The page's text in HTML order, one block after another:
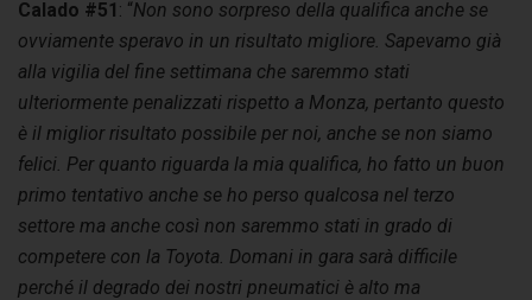
Calado #51 : “Non sono sorpreso della qualifica anche se
ovviamente speravo in un risultato migliore. Sapevamo già
alla vigilia del fine settimana che saremmo stati
ulteriormente penalizzati rispetto a Monza, pertanto questo
è il miglior risultato possibile per noi, anche se non siamo
felici. Per quanto riguarda la mia qualifica, ho fatto un buon
primo tentativo anche se ho perso qualcosa nel terzo
settore ma anche così non saremmo stati in grado di
competere con la Toyota. Domani in gara sarà difficile
perché il degrado dei nostri pneumatici è alto ma